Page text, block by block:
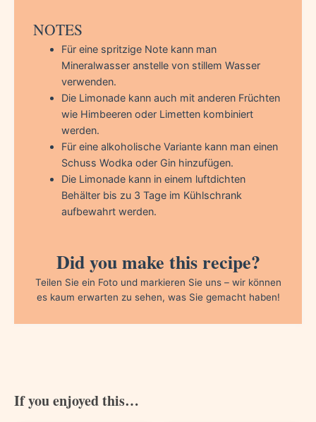
NOTES
Für eine spritzige Note kann man
Mineralwasser anstelle von stillem Wasser
verwenden.
Die Limonade kann auch mit anderen Früchten
wie Himbeeren oder Limetten kombiniert
werden.
Für eine alkoholische Variante kann man einen
Schuss Wodka oder Gin hinzufügen.
Die Limonade kann in einem luftdichten
Behälter bis zu 3 Tage im Kühlschrank
aufbewahrt werden.
Did you make this recipe?
Teilen Sie ein Foto und markieren Sie uns – wir können
es kaum erwarten zu sehen, was Sie gemacht haben!
If you enjoyed this…